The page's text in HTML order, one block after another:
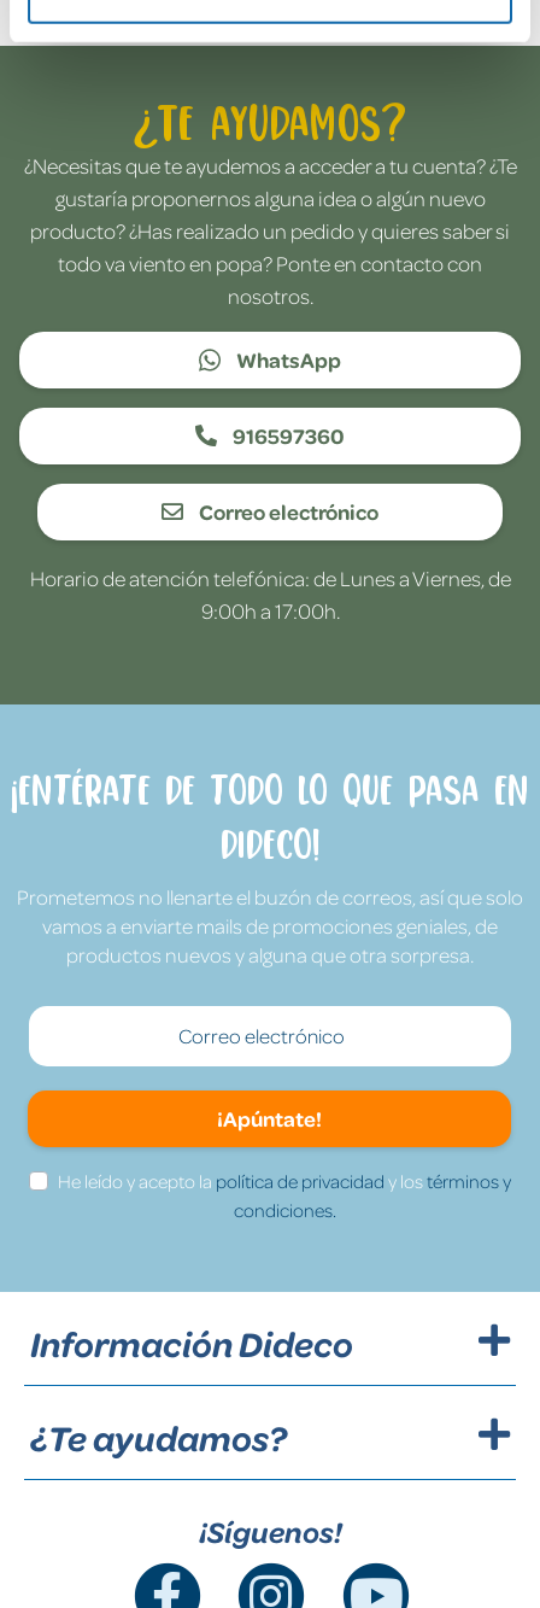
¿Te ayudamos?
¿Necesitas que te ayudemos a acceder a tu cuenta? ¿Te
gustaría proponernos alguna idea o algún nuevo
producto? ¿Has realizado un pedido y quieres saber si
todo va viento en popa? Ponte en contacto con
nosotros.
WhatsApp
916597360
Correo electrónico
Horario de atención telefónica: de Lunes a Viernes, de
9:00h a 17:00h.
¡Entérate de todo lo que pasa en
Dideco!
Prometemos no llenarte el buzón de correos, así que solo
vamos a enviarte mails de promociones geniales, de
productos nuevos y alguna que otra sorpresa.
¡Apúntate!
He leído y acepto la política de privacidad y lostérminos y
condiciones.
Información Dideco
¿Te ayudamos?
¡Síguenos!